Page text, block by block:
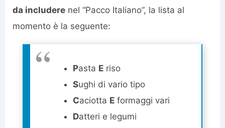
da includere nel “Pacco Italiano”, la lista al
momento è la seguente:
Pasta E riso
Sughi di vario tipo
Caciotta E formaggi vari
Datteri e legumi